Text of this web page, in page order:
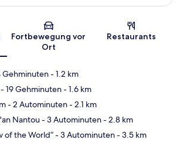
Fortbewegung vor
Ort
Restaurants
Gehminuten- 1.2 km
- 19 Gehminuten- 1.6 km
- 2 Autominuten- 2.1 km
Nantou- 3 Autominuten- 2.8 km
of the World“- 3 Autominuten- 3.5 km